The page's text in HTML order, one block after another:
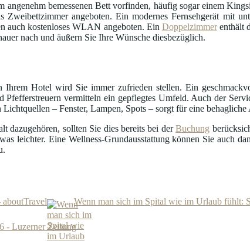
bemessenen Bett vorfinden, häufig sogar einem
angeboten. Ein modernes Fernsehgerät mit
auch kostenloses WLAN angeboten. Ein Doppelzimmerenthält
nach und äußern Sie Ihre Wünsche diesbezüglich.
Ihrem Hotel wird Sie immer zufrieden stellen. Ein
Pfefferstreuern vermitteln ein gepflegtes Umfeld. Auch der
– Fenster, Lampen, Spots – sorgt für eine
dazugehören, sollten Sie dies bereits bei derBuchung
leichter. Eine Wellness-Grundausstattung können Sie auch
Wenn man sich im Spital wie im Urlaub fühlt:
- Luzerner Zeitung